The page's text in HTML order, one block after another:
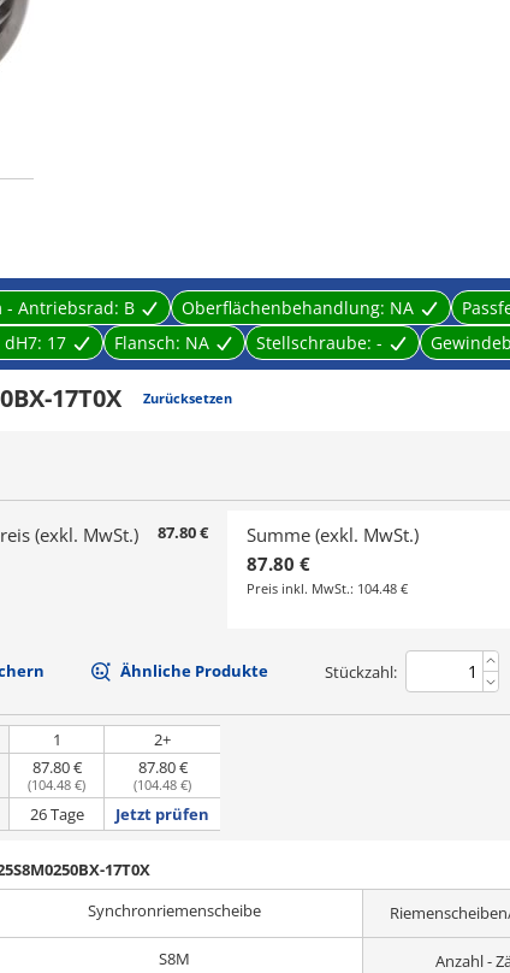
- Antriebsrad: B Oberflächenbehandlung: NA
17 Flansch: NA Stellschraube: -
17T0X Zurücksetzen
(exkl. MwSt.) 87.80 €
Summe (exkl. MwSt.)
87.80 €
Preis inkl. MwSt.: 104.48 €
Ähnliche Produkte Stückzahl:
1
2+
87.80 €
(104.48 €)
87.80 €
(104.48 €)
26 Tage Jetzt prüfen
17T0X
Synchronriemenscheibe
S8M Anzahl -